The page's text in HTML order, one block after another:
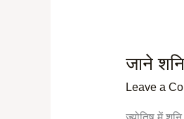
जाने
Leave a
जाने
दृष्टि